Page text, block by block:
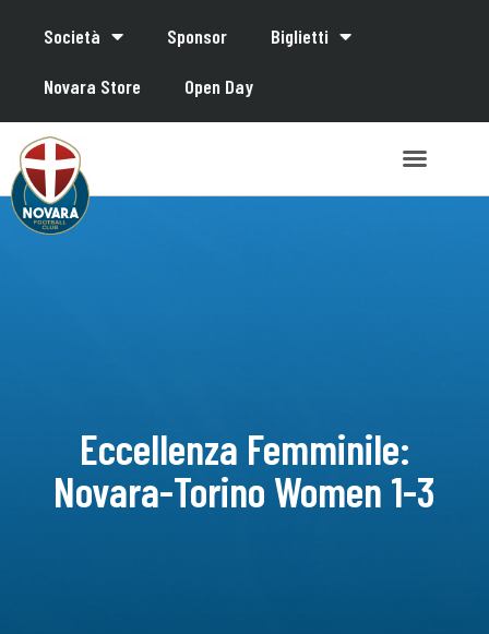
Società Sponsor Biglietti
Novara Store Open Day
Eccellenza Femminile:
Novara-Torino Women 1-3